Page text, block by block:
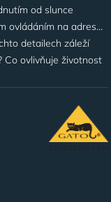
od slunce
Montáž venkovních žaluzií Z90 s manuálním ovládáním na adrese Štúrova, Praha 4
detailech záleží
Co ovlivňuje životnost